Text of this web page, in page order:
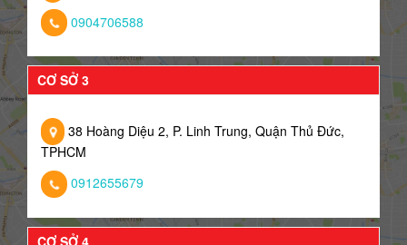
0904706588
CƠ SỞ 3
38 Hoàng Diệu 2, P. Linh Trung, Quận Thủ Đức,
TPHCM
0912655679
CƠ SỞ 4